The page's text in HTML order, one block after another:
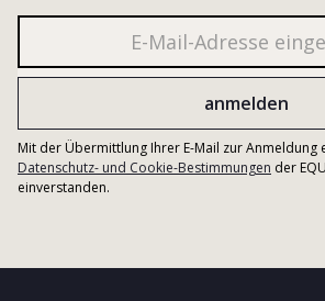
Mit der Übermittlung Ihrer E-Mail zur Anmeldung
Datenschutz- und Cookie-Bestimmungen der
einverstanden.